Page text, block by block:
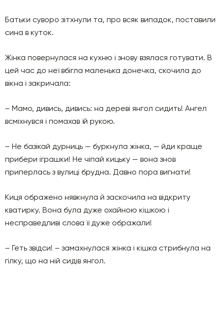
Батьки суворо зітхнули та, про всяк випадок, поставили
сина в куток.
Жінка повернулася на кухню і знову взялася готувати. В
цей час до неї вбігла маленька донечка, скочила до
вікна і закричала:
– Мамо, дивись, дивись: на дереві янгол сидить! Ангел
всміхнувся і помахав їй рукою.
– Не базікай дурниць — буркнула жінка, — йди краще
прибери іграшки! Не чіпай кицьку — вона знов
приперлась з вулиці брудна. Давно пора вигнати!
Киця ображено нявкнула й заскочила на відкриту
кватирку. Вона була дуже охайною кішкою і
несправедливі слова її дуже ображали!
– Геть звідси! – замахнулася жінка і кішка стрибнула на
гілку, що на ній сидів янгол.